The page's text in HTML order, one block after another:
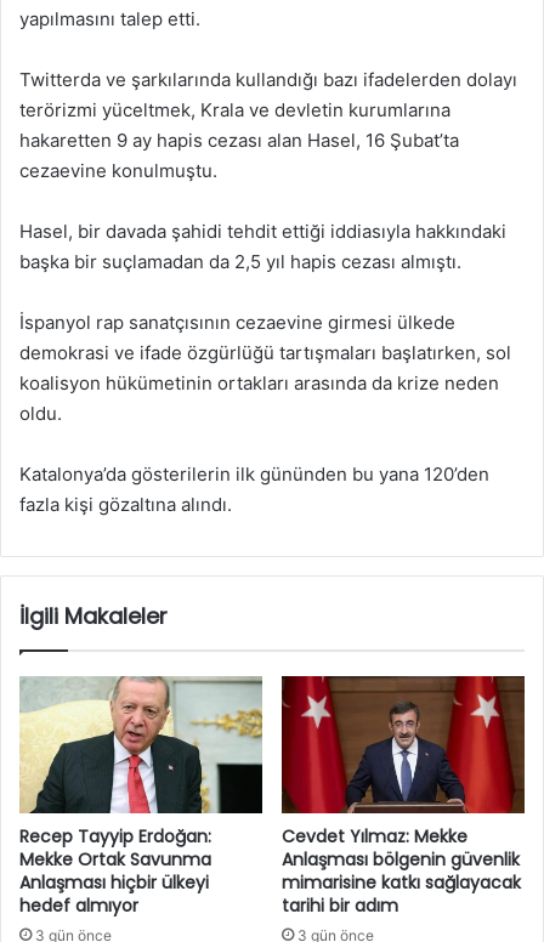
yapılmasını talep etti.
Twitterda ve şarkılarında kullandığı bazı ifadelerden dolayı
terörizmi yüceltmek, Krala ve devletin kurumlarına
hakaretten 9 ay hapis cezası alan Hasel, 16 Şubat’ta
cezaevine konulmuştu.
Hasel, bir davada şahidi tehdit ettiği iddiasıyla hakkındaki
başka bir suçlamadan da 2,5 yıl hapis cezası almıştı.
İspanyol rap sanatçısının cezaevine girmesi ülkede
demokrasi ve ifade özgürlüğü tartışmaları başlatırken, sol
koalisyon hükümetinin ortakları arasında da krize neden
oldu.
Katalonya’da gösterilerin ilk gününden bu yana 120’den
fazla kişi gözaltına alındı.
İlgili Makaleler
Recep Tayyip Erdoğan:
Mekke Ortak Savunma
Anlaşması hiçbir ülkeyi
hedef almıyor
3 gün önce
Cevdet Yılmaz: Mekke
Anlaşması bölgenin güvenlik
mimarisine katkı sağlayacak
tarihi bir adım
3 gün önce